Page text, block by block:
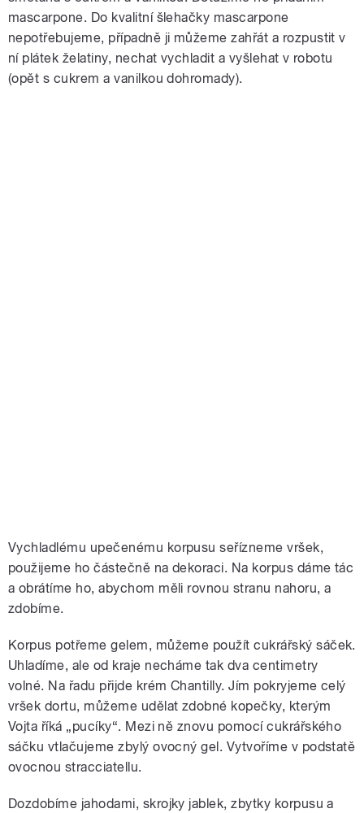
mascarpone. Do kvalitní šlehačky mascarpone
nepotřebujeme, případně ji můžeme zahřát a rozpustit v
ní plátek želatiny, nechat vychladit a vyšlehat v robotu
(opět s cukrem a vanilkou dohromady).
Vychladlému upečenému korpusu seřízneme vršek,
použijeme ho částečně na dekoraci. Na korpus dáme tác
a obrátíme ho, abychom měli rovnou stranu nahoru, a
zdobíme.
Korpus potřeme gelem, můžeme použít cukrářský sáček.
Uhladíme, ale od kraje necháme tak dva centimetry
volné. Na řadu přijde krém Chantilly. Jím pokryjeme celý
vršek dortu, můžeme udělat zdobné kopečky, kterým
Vojta říká „pucíky“. Mezi ně znovu pomocí cukrářského
sáčku vtlačujeme zbylý ovocný gel. Vytvoříme v podstatě
ovocnou stracciatellu.
Dozdobíme jahodami, skrojky jablek, zbytky korpusu a